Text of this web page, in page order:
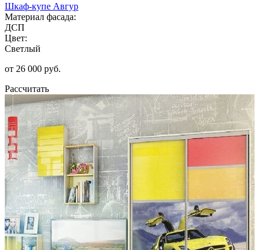
Шкаф-купе Авгур
Материал фасада:
ДСП
Цвет:
Светлый
от 26 000 руб.
Рассчитать